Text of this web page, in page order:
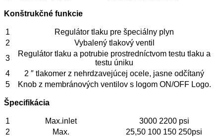
Konštrukčné funkcie
1
Regulátor tlaku pre špeciálny plyn
2
Vybalený tlakový ventil
3
Regulátor tlaku a potrubie prostredníctvom testu tlaku a
testu úniku
4
2 ″ tlakomer z nehrdzavejúcej ocele, jasne odčítaný
5
Knob z membránových ventilov s logom ON/OFF Logo.
Špecifikácia
1 Max.inlet
3000 2200 psi
2
Max. 25,50 100 150 250psi